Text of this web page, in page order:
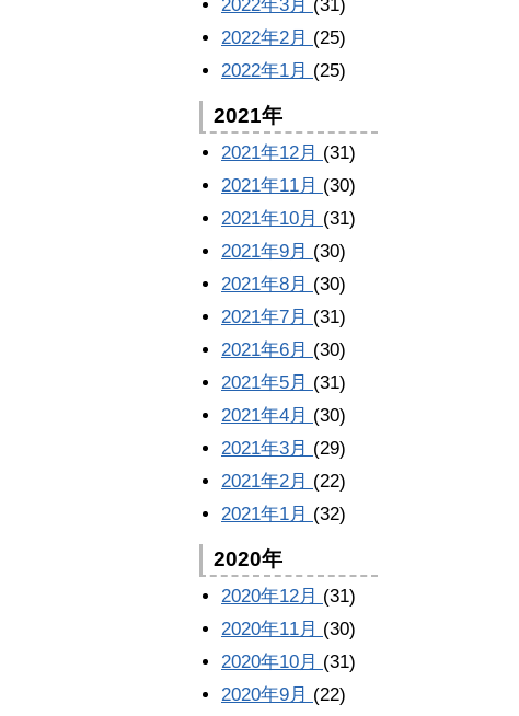
2022年3月 (31)
2022年2月 (25)
2022年1月 (25)
2021年
2021年12月 (31)
2021年11月 (30)
2021年10月 (31)
2021年9月 (30)
2021年8月 (30)
2021年7月 (31)
2021年6月 (30)
2021年5月 (31)
2021年4月 (30)
2021年3月 (29)
2021年2月 (22)
2021年1月 (32)
2020年
2020年12月 (31)
2020年11月 (30)
2020年10月 (31)
2020年9月 (22)